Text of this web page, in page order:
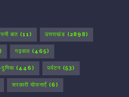
बात (11) उत्तराखंड (2898)
गढ़वाल (465)
(446) पर्यटन (53)
सरकारी योजनाएँ (6)